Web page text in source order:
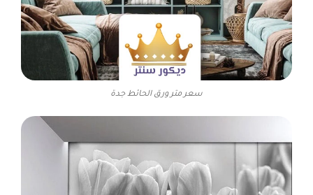
سعر متر ورق الحائط جدة